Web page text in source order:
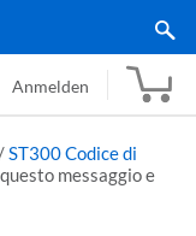
Anmelden
/ ST300 Codice di
messaggio e